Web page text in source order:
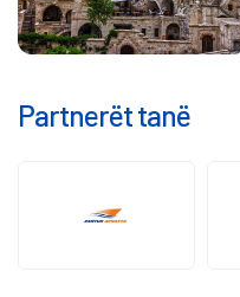
Partnerët tanë